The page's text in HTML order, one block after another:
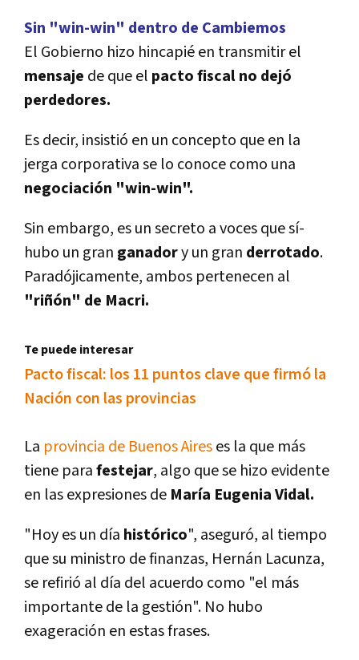
Sin "win-win" dentro de Cambiemos
El Gobierno hizo hincapié en transmitir el
mensaje de que el pacto fiscal no dejó
perdedores.
Es decir, insistió en un concepto que en la
jerga corporativa se lo conoce como una
negociación "win-win".
Sin embargo, es un secreto a voces que sí­
hubo un gran ganadory un gran derrotado.
Paradójicamente, ambos pertenecen al
"riñón" de Macri.
Te puede interesar
Pacto fiscal: los 11 puntos clave que firmó la
Nación con las provincias
La provincia de Buenos Aireses la que más
tiene parafestejar, algo que se hizo evidente
en las expresiones de Marí­a Eugenia Vidal.
"Hoy es un dí­a histórico", aseguró, al tiempo
que su ministro de finanzas, Hernán Lacunza,
se refirió al dí­a del acuerdo como "el más
importante de la gestión". No hubo
exageración en estas frases.